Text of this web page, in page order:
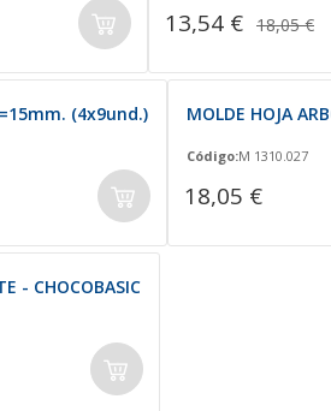
13,54 € 18,05 €
(4x9und.) MOLDE HOJA
Código:M 1310.027
18,05 €
- CHOCOBASIC